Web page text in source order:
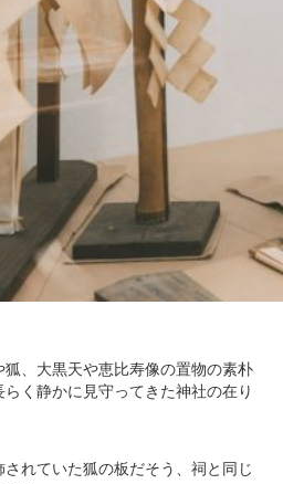
、大黒天や恵比寿像の置物の素朴
く静かに見守ってきた神社の在り
れていた狐の板だそう、祠と同じ